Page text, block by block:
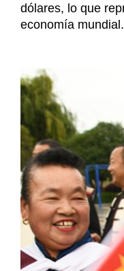
dólares, lo que
economía mundial.